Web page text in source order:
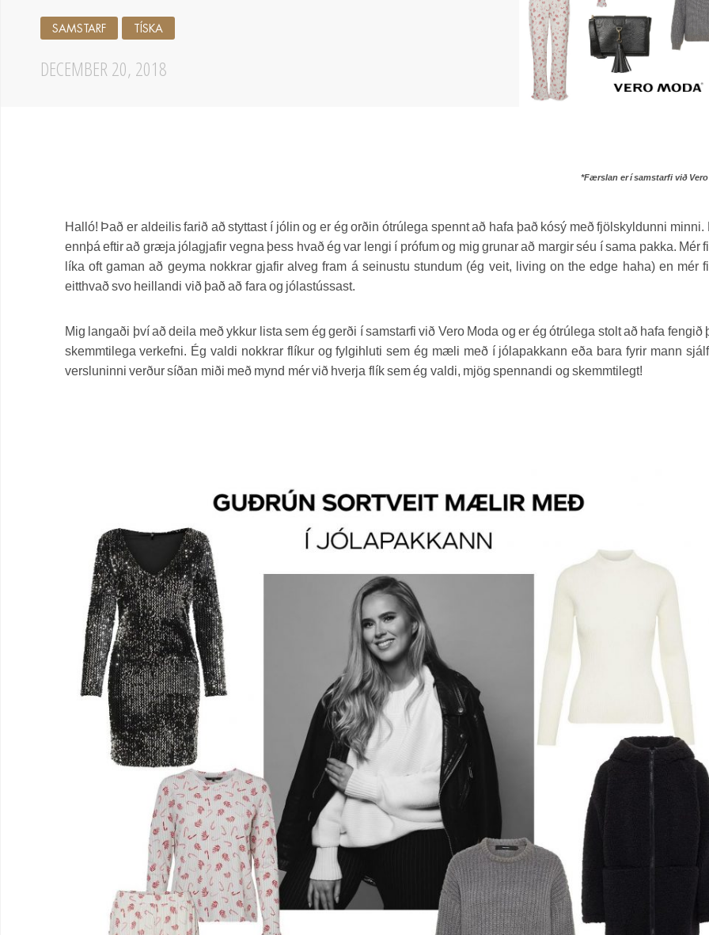
DECEMBER 20, 2018
SAMSTARF TÍSKA
*Færslan er í samstarfi við Vero
Halló! Það er aldeilis farið að styttast í jólin og er ég orðin ótrúlega spennt að hafa það kósý með fjölskyldunni minni.
ennþá eftir að græja jólagjafir vegna þess hvað ég var lengi í prófum og mig grunar að margir séu í sama pakka. Mér
líka oft gaman að geyma nokkrar gjafir alveg fram á seinustu stundum (ég veit, living on the edge haha) en mér
eitthvað svo heillandi við það að fara og jólastússast.
Mig langaði því að deila með ykkur lista sem ég gerði í samstarfi við Vero Moda og er ég ótrúlega stolt að hafa fengið
skemmtilega verkefni. Ég valdi nokkrar flíkur og fylgihluti sem ég mæli með í jólapakkann eða bara fyrir mann
versluninni verður síðan miði með mynd mér við hverja flík sem ég valdi, mjög spennandi og skemmtilegt!